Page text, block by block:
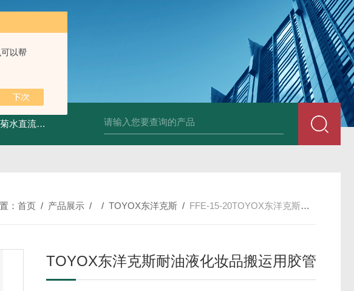
以帮
限节能测试 PAV320-1.3 （with LAN）KIKUSUI菊水直流电源-故障快
：首页 / 产品展示 / /TOYOX东洋克斯 / FFE-15-20TOYOX东洋克斯耐油液化妆品搬运用胶管
TOYOX东洋克斯耐油液化妆品搬运用胶管